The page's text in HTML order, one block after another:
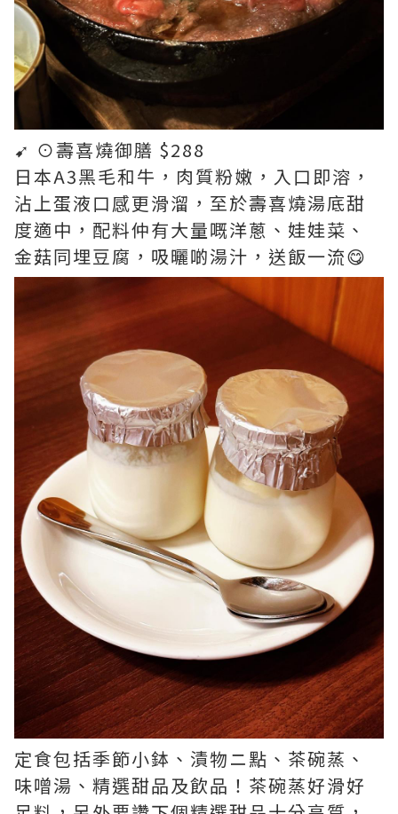
➹ ⊙壽喜燒御膳 $288
日本A3黑毛和牛，肉質粉嫩，入口即溶，
沾上蛋液口感更滑溜，至於壽喜燒湯底甜
度適中，配料仲有大量嘅洋蔥、娃娃菜、
金菇同埋豆腐，吸曬啲湯汁，送飯一流😋
定食包括季節小鉢、漬物ニ點、茶碗蒸、
味噌湯、精選甜品及飲品！茶碗蒸好滑好